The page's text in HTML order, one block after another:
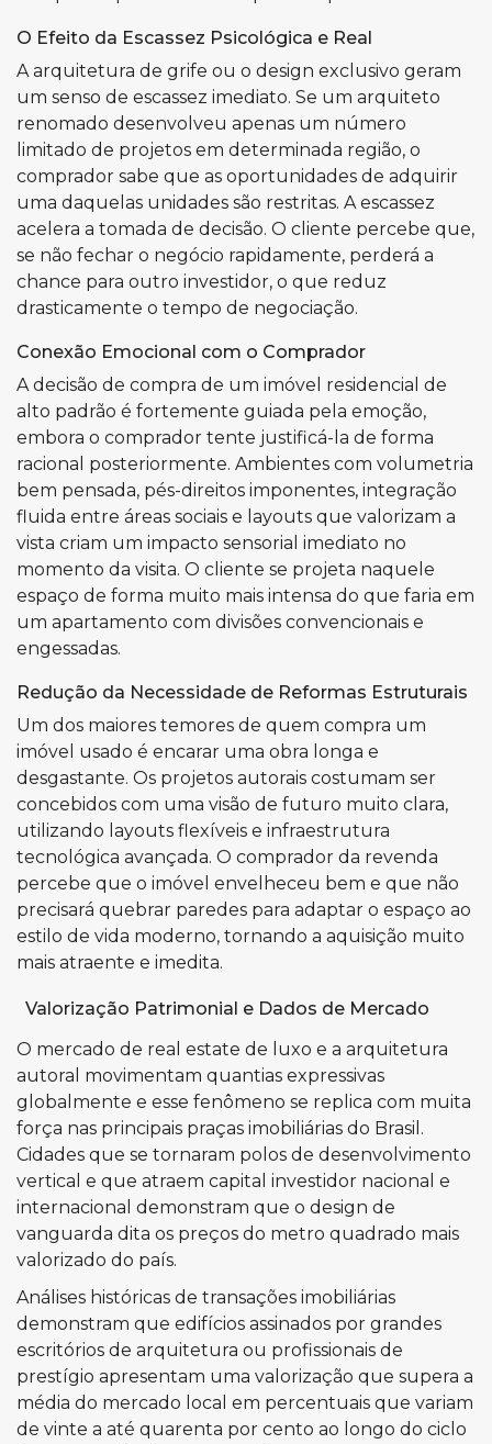
O Efeito da Escassez Psicológica e Real
A arquitetura de grife ou o design exclusivo geram
um senso de escassez imediato. Se um arquiteto
renomado desenvolveu apenas um número
limitado de projetos em determinada região, o
comprador sabe que as oportunidades de adquirir
uma daquelas unidades são restritas. A escassez
acelera a tomada de decisão. O cliente percebe que,
se não fechar o negócio rapidamente, perderá a
chance para outro investidor, o que reduz
drasticamente o tempo de negociação.
Conexão Emocional com o Comprador
A decisão de compra de um imóvel residencial de
alto padrão é fortemente guiada pela emoção,
embora o comprador tente justificá-la de forma
racional posteriormente. Ambientes com volumetria
bem pensada, pés-direitos imponentes, integração
fluida entre áreas sociais e layouts que valorizam a
vista criam um impacto sensorial imediato no
momento da visita. O cliente se projeta naquele
espaço de forma muito mais intensa do que faria em
um apartamento com divisões convencionais e
engessadas.
Redução da Necessidade de Reformas Estruturais
Um dos maiores temores de quem compra um
imóvel usado é encarar uma obra longa e
desgastante. Os projetos autorais costumam ser
concebidos com uma visão de futuro muito clara,
utilizando layouts flexíveis e infraestrutura
tecnológica avançada. O comprador da revenda
percebe que o imóvel envelheceu bem e que não
precisará quebrar paredes para adaptar o espaço ao
estilo de vida moderno, tornando a aquisição muito
mais atraente e imedita.
Valorização Patrimonial e Dados de Mercado
O mercado de real estate de luxo e a arquitetura
autoral movimentam quantias expressivas
globalmente e esse fenômeno se replica com muita
força nas principais praças imobiliárias do Brasil.
Cidades que se tornaram polos de desenvolvimento
vertical e que atraem capital investidor nacional e
internacional demonstram que o design de
vanguarda dita os preços do metro quadrado mais
valorizado do país.
Análises históricas de transações imobiliárias
demonstram que edifícios assinados por grandes
escritórios de arquitetura ou profissionais de
prestígio apresentam uma valorização que supera a
média do mercado local em percentuais que variam
de vinte a até quarenta por cento ao longo do ciclo